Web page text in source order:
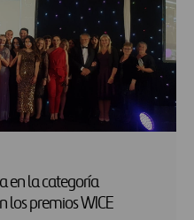
en la categoría
los premios WICE